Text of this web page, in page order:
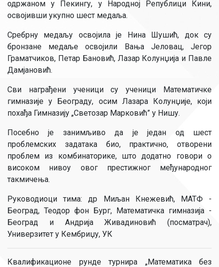
одржаном у Пекингу, у Народној Републици Кини,
освојивши укупно шест медаља.
Сребрну медаљу освојила је Нина Шушић, док су
бронзане медаље освојили Вања Јеловац, Јегор
Граматчиков, Петар Бановић, Лазар Колунџија и Павле
Дамјановић.
Сви награђени ученици су ученици Математичке
гимназије у Београду, осим Лазара Колунџије, који
похађа Гимназију „Светозар Марковић” у Нишу.
Посебно је занимљиво да је један од шест
проблемских задатака био, практично, отворени
проблем из комбинаторике, што додатно говори о
високом нивоу овог престижног међународног
такмичења.
Руководиоци тима: др Миљан Кнежевић, МАТФ -
Београд, Теодор фон Бург, Математичка гимназија -
Београд и Андрија Живадиновић (посматрач),
Универзитет у Кембриџу, УК
Квалификационе рунде турнира „Математика без